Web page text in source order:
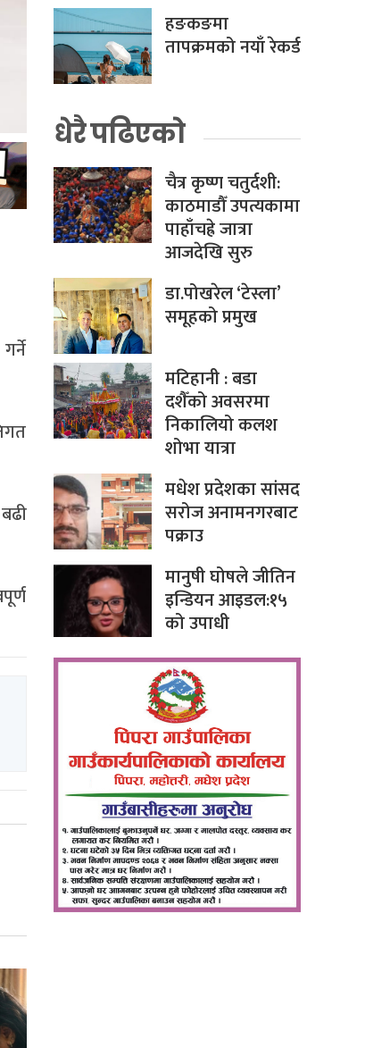
हङकङमा
तापक्रमको नयाँ रेकर्ड
धेरै पढिएको
चैत्र कृष्ण चतुर्दशी:
काठमाडौँ उपत्यकामा
पाहाँचह्रे जात्रा
आजदेखि सुरु
डा.पोखरेल ‘टेस्ला’
समूहको प्रमुख
मटिहानी : बडा
दशैँको अवसरमा
निकालियो कलश
शोभा यात्रा
मधेश प्रदेशका सांसद
सरोज अनामनगरबाट
पक्राउ
मानुषी घोषले जीतिन
इन्डियन आइडल:१५
को उपाधी